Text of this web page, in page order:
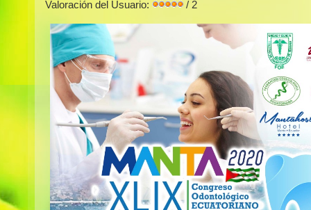
Valoración del Usuario: / 2